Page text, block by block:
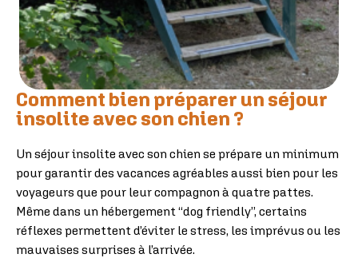
Comment bien préparer un séjour
insolite avec son chien ?
Un séjour insolite avec son chien se prépare un minimum
pour garantir des vacances agréables aussi bien pour les
voyageurs que pour leur compagnon à quatre pattes.
Même dans un hébergement “dog friendly”, certains
réflexes permettent d’éviter le stress, les imprévus ou les
mauvaises surprises à l’arrivée.